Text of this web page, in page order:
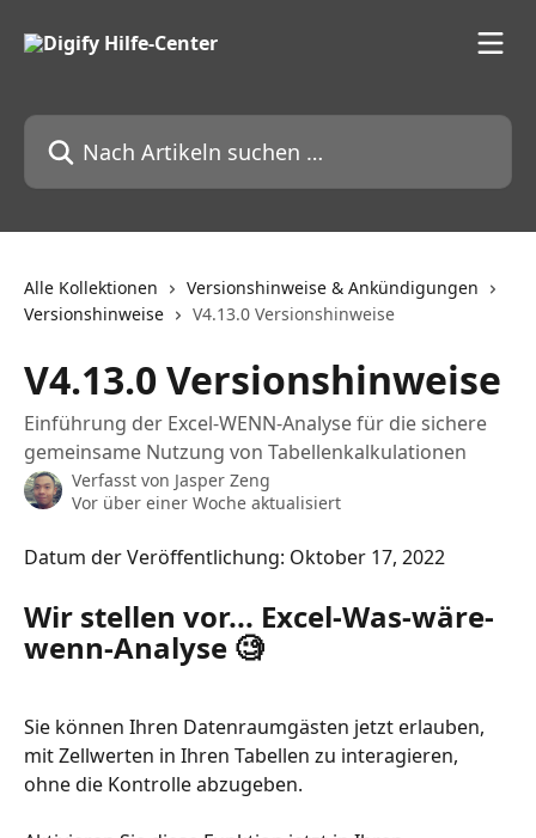
Nach Artikeln suchen …
Alle Kollektionen
Versionshinweise & Ankündigungen
Versionshinweise
V4.13.0 Versionshinweise
V4.13.0 Versionshinweise
Einführung der Excel-WENN-Analyse für die sichere
gemeinsame Nutzung von Tabellenkalkulationen
Verfasst von Jasper Zeng
Vor über einer Woche aktualisiert
Datum der Veröffentlichung: Oktober 17, 2022
Wir stellen vor... Excel-Was-wäre-
wenn-Analyse 🧐
Sie können Ihren Datenraumgästen jetzt erlauben,
mit Zellwerten in Ihren Tabellen zu interagieren,
ohne die Kontrolle abzugeben.